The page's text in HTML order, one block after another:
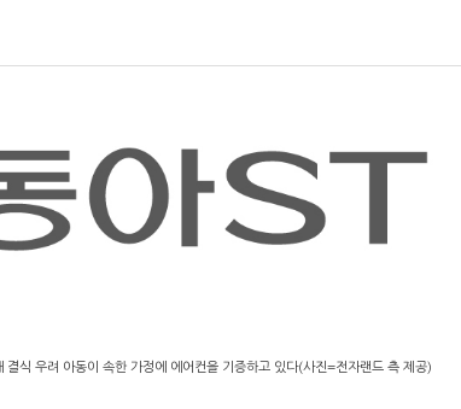
결식 우려 아동이 속한 가정에 에어컨을 기증하고 있다(사진=전자랜드 측 제공)